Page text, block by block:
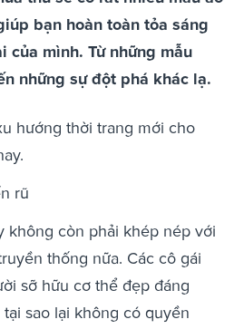
bạn hoàn toàn tỏa sáng
của mình. Từ những mẫu
những sự đột phá khác lạ.
hướng thời trang mới cho
rũ
không còn phải khép nép với
thống nữa. Các cô gái
sỡ hữu cơ thể đẹp đáng
sao lại không có quyền